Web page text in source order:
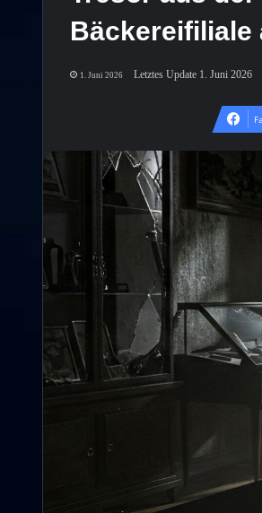
Bäckereifiliale
1. Juni 2026 Letztes Update 1. Juni 2026